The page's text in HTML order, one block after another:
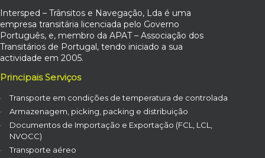
Intersped – Trânsitos e Navegação, Lda é uma
empresa transitária licenciada pelo Governo
Português, e, membro da APAT – Associação dos
Transitários de Portugal, tendo iniciado a sua
actividade em 2005.
Principais Serviços
Transporte em condições de temperatura de controlada
Armazenagem, picking, packing e distribuição
Documentos de Importação e Exportação (FCL, LCL,
NVOCC)
Transporte aéreo